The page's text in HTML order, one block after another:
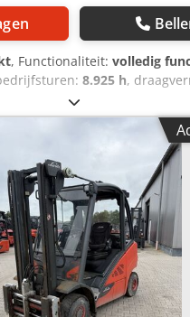
, Functionaliteit: volledig
8.925 h,
3.370 mm
, vorklengte:1.200 mm,
Cjdpfx Acoy Sql Iezorf
Masttype: Duplex Staat:
functioneel Technische
polyurethaan Achterbanden,
verschuifbaar,
3e hydraulische leiding,
achterste werklamp, voorste
volledige cabine,
stikstofkussen, stoffen
Blue Spot achter,